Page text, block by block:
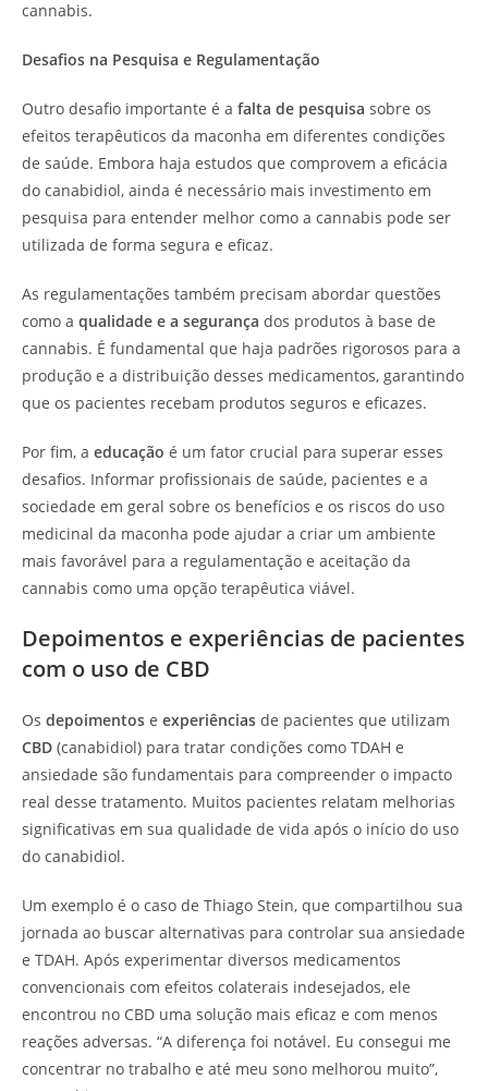
cannabis.
Desafios na Pesquisa e Regulamentação
Outro desafio importante é a falta de pesquisa sobre os
efeitos terapêuticos da maconha em diferentes condições
de saúde. Embora haja estudos que comprovem a eficácia
do canabidiol, ainda é necessário mais investimento em
pesquisa para entender melhor como a cannabis pode ser
utilizada de forma segura e eficaz.
As regulamentações também precisam abordar questões
como a qualidade e a segurança dos produtos à base de
cannabis. É fundamental que haja padrões rigorosos para a
produção e a distribuição desses medicamentos, garantindo
que os pacientes recebam produtos seguros e eficazes.
Por fim, a educação é um fator crucial para superar esses
desafios. Informar profissionais de saúde, pacientes e a
sociedade em geral sobre os benefícios e os riscos do uso
medicinal da maconha pode ajudar a criar um ambiente
mais favorável para a regulamentação e aceitação da
cannabis como uma opção terapêutica viável.
Depoimentos e experiências de pacientes
com o uso de CBD
Os depoimentos e experiências de pacientes que utilizam
CBD (canabidiol) para tratar condições como TDAH e
ansiedade são fundamentais para compreender o impacto
real desse tratamento. Muitos pacientes relatam melhorias
significativas em sua qualidade de vida após o início do uso
do canabidiol.
Um exemplo é o caso de Thiago Stein, que compartilhou sua
jornada ao buscar alternativas para controlar sua ansiedade
e TDAH. Após experimentar diversos medicamentos
convencionais com efeitos colaterais indesejados, ele
encontrou no CBD uma solução mais eficaz e com menos
reações adversas. “A diferença foi notável. Eu consegui me
concentrar no trabalho e até meu sono melhorou muito”,